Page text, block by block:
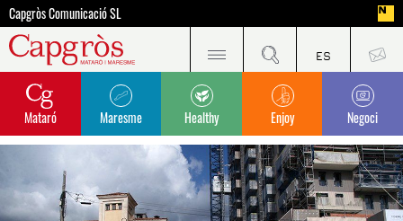
Capgròs Comunicació SL
Mataró Maresme Healthy Enjoy Negoci